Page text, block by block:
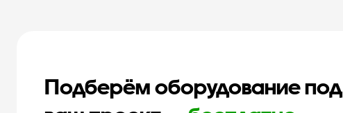
Подберём оборудование под